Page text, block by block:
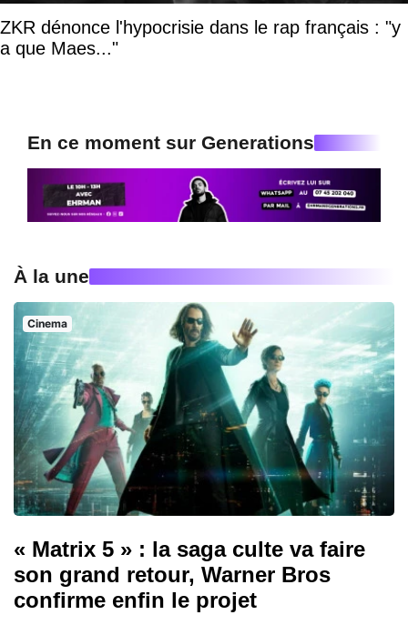
ZKR dénonce l'hypocrisie dans le rap français : "y
a que Maes..."
En ce moment sur Generations
À la une
Cinema
« Matrix 5 » : la saga culte va faire
son grand retour, Warner Bros
confirme enfin le projet